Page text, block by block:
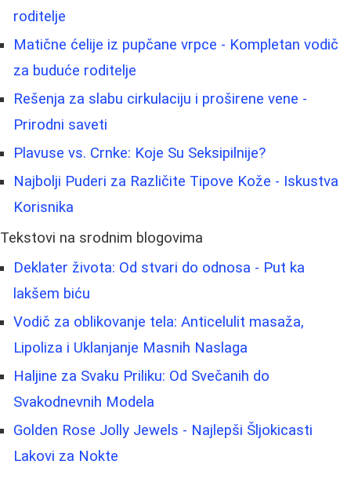
roditelje
Matične ćelije iz pupčane vrpce - Kompletan vodič
za buduće roditelje
Rešenja za slabu cirkulaciju i proširene vene -
Prirodni saveti
Plavuse vs. Crnke: Koje Su Seksipilnije?
Najbolji Puderi za Različite Tipove Kože - Iskustva
Korisnika
Tekstovi na srodnim blogovima
Deklater života: Od stvari do odnosa - Put ka
lakšem biću
Vodič za oblikovanje tela: Anticelulit masaža,
Lipoliza i Uklanjanje Masnih Naslaga
Haljine za Svaku Priliku: Od Svečanih do
Svakodnevnih Modela
Golden Rose Jolly Jewels - Najlepši Šljokicasti
Lakovi za Nokte